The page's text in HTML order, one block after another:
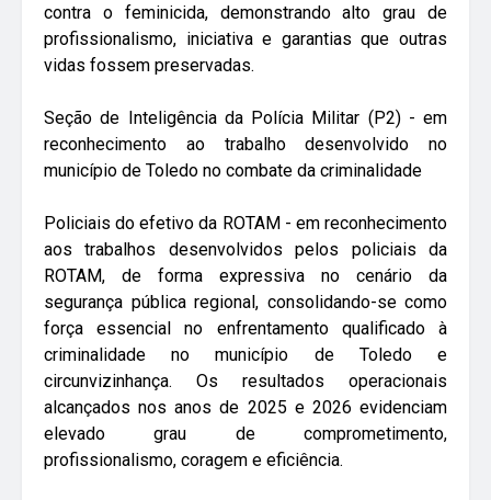
contra o feminicida, demonstrando alto grau de
profissionalismo, iniciativa e garantias que outras
vidas fossem preservadas.
Seção de Inteligência da Polícia Militar (P2) - em
reconhecimento ao trabalho desenvolvido no
município de Toledo no combate da criminalidade
Policiais do efetivo da ROTAM - em reconhecimento
aos trabalhos desenvolvidos pelos policiais da
ROTAM, de forma expressiva no cenário da
segurança pública regional, consolidando-se como
força essencial no enfrentamento qualificado à
criminalidade no município de Toledo e
circunvizinhança. Os resultados operacionais
alcançados nos anos de 2025 e 2026 evidenciam
elevado grau de comprometimento,
profissionalismo, coragem e eficiência.